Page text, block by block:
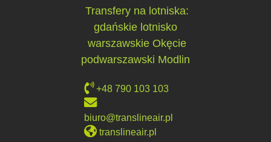
Transfery na lotniska:
gdańskie lotnisko
warszawskie Okęcie
podwarszawski Modlin
+48 790 103 103
biuro@translineair.pl
translineair.pl